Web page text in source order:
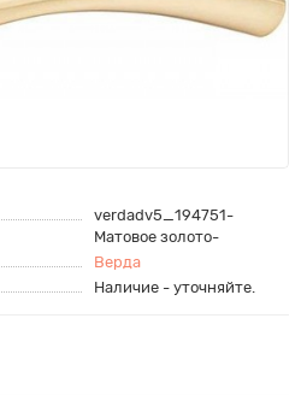
verdadv5_194751-
Матовое золото-
Верда
Наличие - уточняйте.